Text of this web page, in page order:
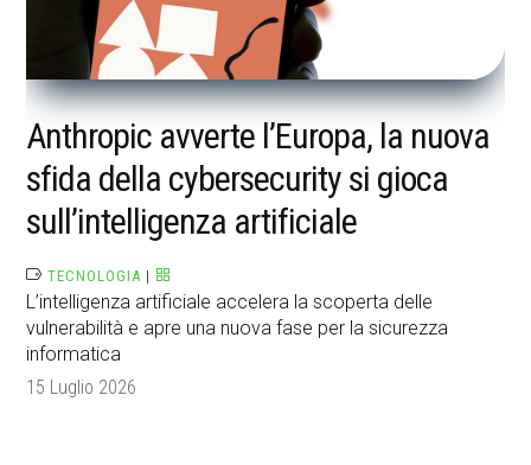
Anthropic avverte l’Europa, la nuova
sfida della cybersecurity si gioca
sull’intelligenza artificiale
TECNOLOGIA |
L’intelligenza artificiale accelera la scoperta delle
vulnerabilità e apre una nuova fase per la sicurezza
informatica
15 Luglio 2026